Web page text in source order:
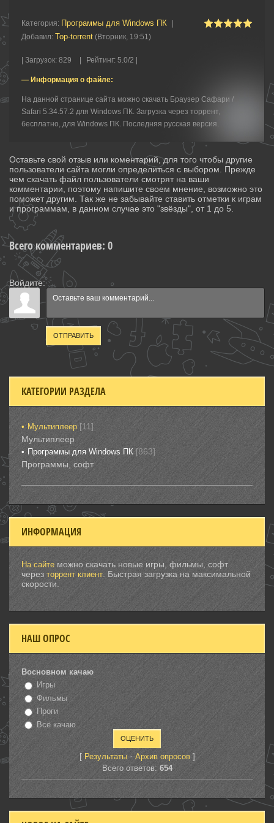
Категория: Программы для Windows ПК
Добавил: Top-torrent (Вторник, 19:51)
Загрузок: 829 Рейтинг: 5.0/2 |
— Информация о файле:
На данной странице сайта можно скачать Браузер Сафари /
Safari 5.34.57.2 для Windows ПК. Загрузка через торрент,
бесплатно, для Windows ПК. Последняя русская версия.
Оставьте свой отзыв или коментарий, для того чтобы другие
пользователи сайта могли определиться с выбором. Прежде
чем скачать файл пользователи смотрят на ваши
комментарии, поэтому напишите своем мнение, возможно это
поможет другим. Так же не забывайте ставить отметки к играм
и программам, в данном случае это "звёзды", от 1 до 5.
Всего комментариев: 0
Войдите:
ОТПРАВИТЬ
КАТЕГОРИИ РАЗДЕЛА
Мультиплеер [11]
Мультиплеер
Программы для Windows ПК [863]
Программы, софт
ИНФОРМАЦИЯ
На сайте можно скачать новые игры, фильмы, софт
через торрент клиент . Быстрая загрузка на максимальной
скорости.
НАШ ОПРОС
Восновном качаю
Игры
Фильмы
Проги
Всё качаю
[ Результаты· Архив опросов]
Всего ответов: 654